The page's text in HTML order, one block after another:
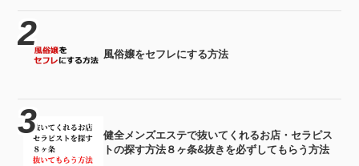
風俗嬢をセフレにする方法
健全メンズエステで抜いてくれるお店・セラピス
トの探す方法８ヶ条&抜きを必ずしてもらう方法